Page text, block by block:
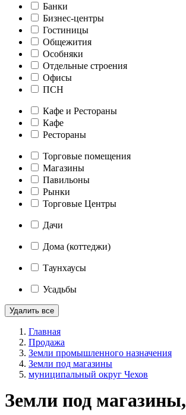
Банки
Бизнес-центры
Гостиницы
Общежития
Особняки
Отдельные строения
Офисы
ПСН
Кафе и Рестораны
Кафе
Рестораны
Торговые помещения
Магазины
Павильоны
Рынки
Торговые Центры
Дачи
Дома (коттеджи)
Таунхаусы
Усадьбы
Удалить все
Главная
Продажа
Земли промышленного назначения
Земли под магазины
муниципальный округ Чехов
Земли под магазины,